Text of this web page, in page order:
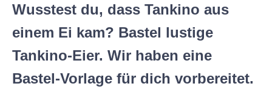
Wusstest du, dass Tankino aus
einem Ei kam? Bastel lustige
Tankino-Eier. Wir haben eine
Bastel-Vorlage für dich vorbereitet.